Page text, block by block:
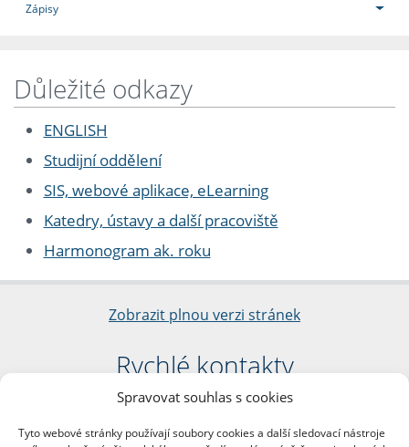
Spravovat souhlas s cookies
Tyto webové stránky používají soubory cookies a další sledovací nástroje
Zápisy
Důležité odkazy
ENGLISH
Studijní oddělení
SIS, webové aplikace, eLearning
Katedry, ústavy a další pracoviště
Harmonogram ak. roku
Zobrazit plnou verzi stránek
Rychlé kontakty
Filozofická fakulta
nám. Jana Palacha 1/2